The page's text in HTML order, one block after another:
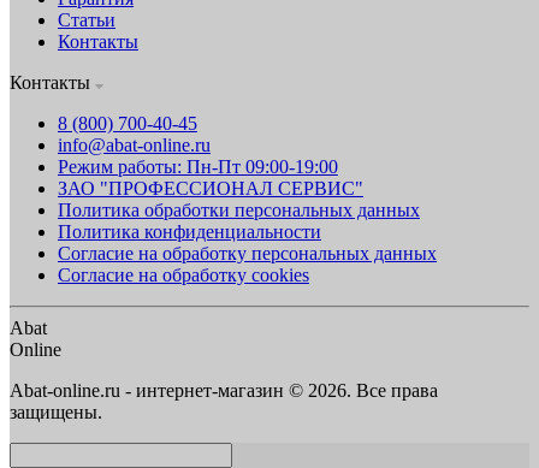
Статьи
Контакты
Контакты
8 (800) 700-40-45
info@abat-online.ru
Режим работы: Пн-Пт 09:00-19:00
ЗАО "ПРОФЕССИОНАЛ СЕРВИС"
Политика обработки персональных данных
Политика конфиденциальности
Согласие на обработку персональных данных
Согласие на обработку cookies
Abat
Online
Abat-online.ru - интернет-магазин © 2026. Все права
защищены.